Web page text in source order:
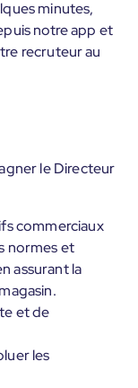
minutes,
notre app et
recruteur au
le Directeur
commerciaux
normes et
assurant la
et de
les